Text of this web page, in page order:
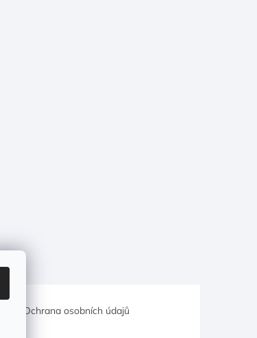
Ochrana osobních údajů